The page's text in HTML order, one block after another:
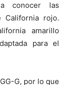
conocer las
California rojo.
amarillo
para el
G, por lo que